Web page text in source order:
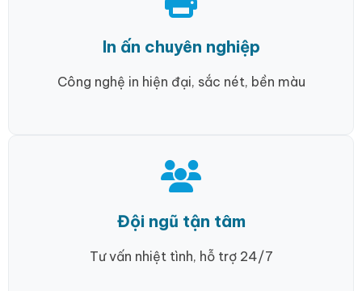
In ấn chuyên nghiệp
Công nghệ in hiện đại, sắc nét, bền màu
Đội ngũ tận tâm
Tư vấn nhiệt tình, hỗ trợ 24/7